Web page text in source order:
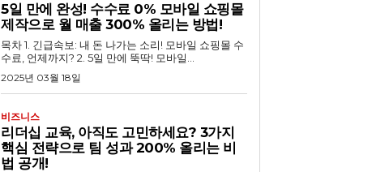
5일 만에 완성! 수수료 0% 모바일 쇼핑몰
제작으로 월 매출 300% 올리는 방법!
목차 1. 긴급속보: 내 돈 나가는 소리! 모바일 쇼핑몰 수
수료, 언제까지? 2. 5일 만에 뚝딱! 모바일...
2025년 03월 18일
비즈니스
리더십 교육, 아직도 고민하세요? 3가지
핵심 전략으로 팀 성과 200% 올리는 비
법 공개!